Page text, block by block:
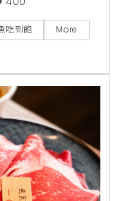
本鮪魚與鮭魚腹
不容錯過的超高
吃到飽 More